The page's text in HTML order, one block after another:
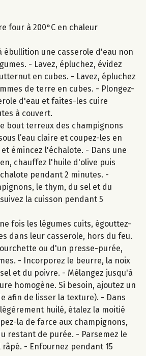
four à 200°C en chaleur
ébullition une casserole d'eau non
- Lavez, épluchez, évidez
en cubes. - Lavez, épluchez
de terre en cubes. - Plongez-
d'eau et faites-les cuire
à couvert.
le bout terreux des champignons
l’eau claire et coupez-les en
émincez l'échalote. - Dans une
chauffez l'huile d'olive puis
pendant 2 minutes. -
le thym, du sel et du
la cuisson pendant 5
fois les légumes cuits, égouttez-
dans leur casserole, hors du feu.
ou d'un presse-purée,
- Incorporez le beurre, la noix
et du poivre. - Mélangez jusqu'à
homogène. Si besoin, ajoutez un
afin de lisser la texture). - Dans
huilé, étalez la moitié
la de farce aux champignons,
restant de purée. - Parsemez le
- Enfournez pendant 15